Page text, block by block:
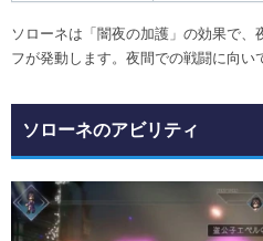
ソローネは「闇夜の加護」の効果で
フが発動します。夜間での戦闘に向い
ソローネのアビリティ